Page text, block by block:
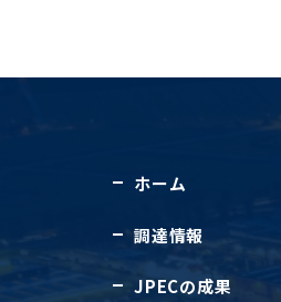
ホーム
調達情報
JPECの成果